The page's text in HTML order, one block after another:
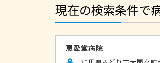
現在の検索条件で
恵愛堂病院